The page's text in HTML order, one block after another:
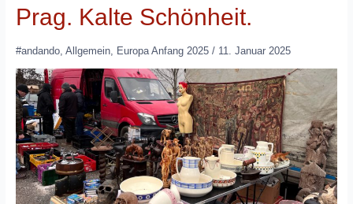
Prag. Kalte Schönheit.
#andando, Allgemein, Europa Anfang 2025/ 11. Januar 2025